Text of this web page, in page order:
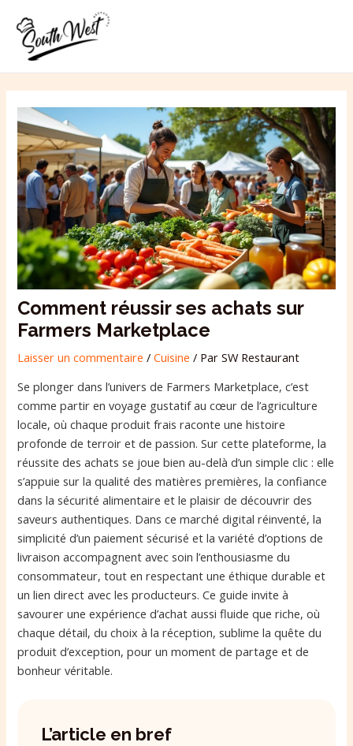
contenu
Comment réussir ses achats sur
Farmers Marketplace
Laisser un commentaire /Cuisine / ParSW Restaurant
Se plonger dans l’univers de Farmers Marketplace, c’est
comme partir en voyage gustatif au cœur de l’agriculture
locale, où chaque produit frais raconte une histoire
profonde de terroir et de passion. Sur cette plateforme, la
réussite des achats se joue bien au-delà d’un simple clic : elle
s’appuie sur la qualité des matières premières, la confiance
dans la sécurité alimentaire et le plaisir de découvrir des
saveurs authentiques. Dans ce marché digital réinventé, la
simplicité d’un paiement sécurisé et la variété d’options de
livraison accompagnent avec soin l’enthousiasme du
consommateur, tout en respectant une éthique durable et
un lien direct avec les producteurs. Ce guide invite à
savourer une expérience d’achat aussi fluide que riche, où
chaque détail, du choix à la réception, sublime la quête du
produit d’exception, pour un moment de partage et de
bonheur véritable.
L’article en bref